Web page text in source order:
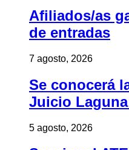
Afiliados/as
de entradas
7 agosto, 2026
Se conocerá
Juicio
5 agosto, 2026